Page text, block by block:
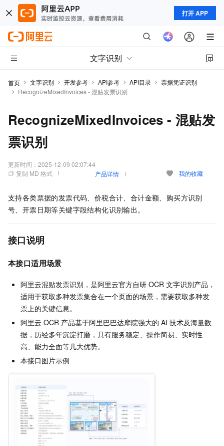
打开 APP
文字识别
首页 文字识别 开发参考 API参考 API目录
票据凭证识别
RecognizeMixedInvoices - 混贴发票识别
RecognizeMixedInvoices - 混贴发
票识别
更新时间： 2025-12-09 02:07:44
复制 MD 格式
产品详情 我的收藏
支持各类票据的发票代码、价税合计、合计金额、购买方识别
号、开票日期等关键字段结构化识别输出。
接口说明
本接口适用场景
阿里云混贴发票识别，是阿里云官方自研 OCR 文字识别产品，
适用于获取多种发票集合在一个页面的场景，需要获取多种发
票上的关键信息。
阿里云 OCR 产品基于阿里巴巴达摩院强大的 AI 技术及海量数
据，历经多年沉淀打磨，具有服务稳定、操作简易、实时性
高、能力全面等几大优势。
本接口图片示例